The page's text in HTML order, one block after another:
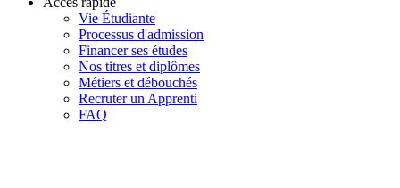
Vie Étudiante
Processus d'admission
Financer ses études
Nos titres et diplômes
Métiers et débouchés
Recruter un Apprenti
FAQ